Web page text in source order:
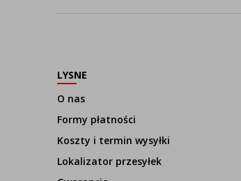
LYSNE
O nas
Formy płatności
Koszty i termin wysyłki
Lokalizator przesyłek